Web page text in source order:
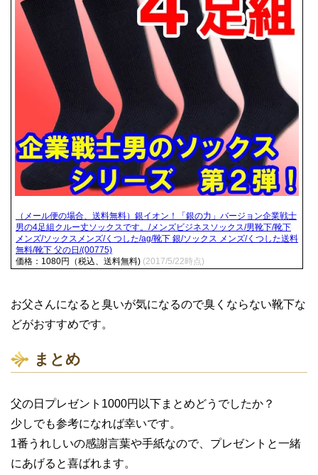
（メール便の場合、送料無料）銀イオン！「銀の力」バージョン企業戦士
男の4足組クルー丈ソックスです。/メンズビジネスソックス/男靴下/靴下
メンズ/ソックスメンズ/くつした/ag/靴下 銀/ソックス メンズ/くつした送料
無料/靴下 父の日/(00775)
価格：1080円（税込、送料無料) (2017/5/22時点)
お父さんになると臭いが気になるので臭くならない靴下な
どがおすすめです。
まとめ
父の日プレゼント1000円以下まとめどうでしたか？
少しでも参考になれば幸いです。
1番うれしいの感謝言葉や手紙なので、プレゼントと一緒
にあげると喜ばれます。